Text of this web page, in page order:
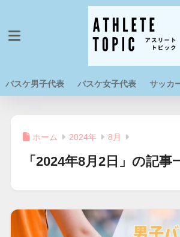
バスケ男子代表 バスケ女子代表 サッカ
ホーム 2024年 8月
「2024年8月2日」の記事